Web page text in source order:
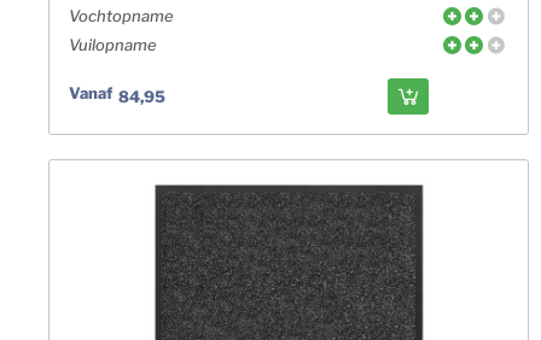
Vochtopname
Vuilopname
Vanaf 84,95